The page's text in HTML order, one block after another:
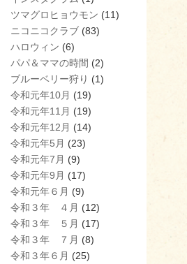
ツマグロヒョウモン (11)
ニコニコクラブ (83)
ハロウィン (6)
パパ＆ママの時間 (2)
ブルーベリー狩り (1)
令和元年10月 (19)
令和元年11月 (19)
令和元年12月 (14)
令和元年5月 (23)
令和元年7月 (9)
令和元年9月 (17)
令和元年６月 (9)
令和３年 ４月 (12)
令和３年 ５月 (17)
令和３年 ７月 (8)
令和３年６月 (25)